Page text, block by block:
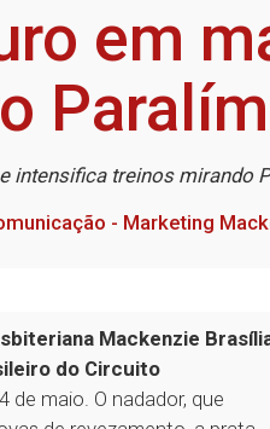
em
intensifica treinos mirando
- Marketing
Mackenzie
do Circuito
de maio. O nadador, que